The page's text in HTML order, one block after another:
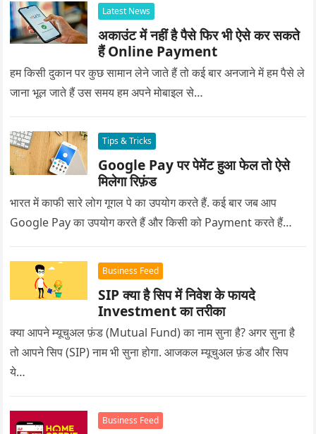
Latest News
अकाउंट में नहीं है पैसे फिर भी ऐसे कर सकते
हैं Online Payment
हम किसी दुकान पर कुछ सामान लेने जाते हैं तो कई बार अनजाने में हम पैसे ले
जाना भूल जाते हैं उस समय हम अपने मोबाइल से…
Tips & Tricks
Google Pay पर पेमेंट हुआ फेल तो ऐसे
मिलेगा रिफ़ंड
भारत में काफी सारे लोग गूगल पे का उपयोग करते हैं. कई बार जब आप
Google Pay का उपयोग करते हैं और किसी को Payment करते हैं…
Business Feed
SIP क्या है सिप में निवेश के फायदे
Investment का तरीका
क्या आपने म्यूचुअल फ़ंड (Mutual Fund) का नाम सुना है? अगर सुना है
तो आपने सिप (SIP) नाम भी सुना होगा. आजकल म्यूचुअल फ़ंड और सिप
ये…
Business Feed